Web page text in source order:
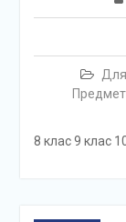
Для
8 клас 9 клас